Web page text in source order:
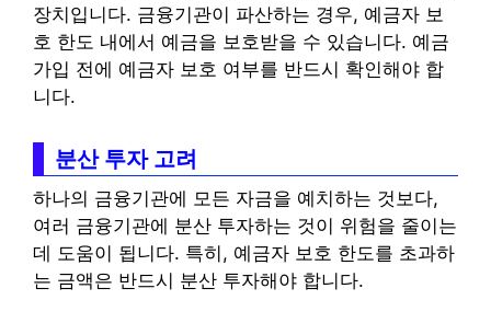
장치입니다. 금융기관이 파산하는 경우, 예금자 보
호 한도 내에서 예금을 보호받을 수 있습니다. 예금
가입 전에 예금자 보호 여부를 반드시 확인해야 합
니다.
분산 투자 고려
하나의 금융기관에 모든 자금을 예치하는 것보다,
여러 금융기관에 분산 투자하는 것이 위험을 줄이는
데 도움이 됩니다. 특히, 예금자 보호 한도를 초과하
는 금액은 반드시 분산 투자해야 합니다.